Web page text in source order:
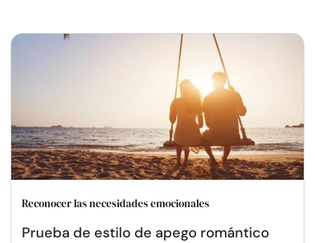
Reconocer las necesidades emocionales
Prueba de estilo de apego romántico